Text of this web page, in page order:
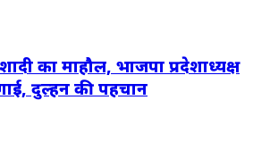
का माहौल, भाजपा प्रदेशाध्यक्ष
दुल्हन की पहचान